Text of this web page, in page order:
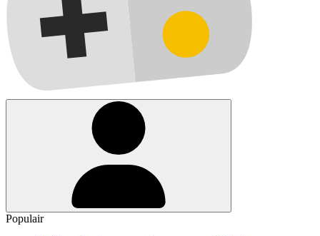
Populair